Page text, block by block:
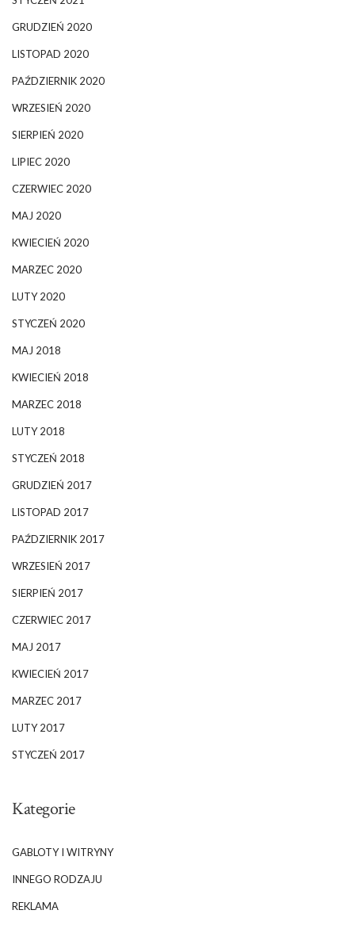
GRUDZIEŃ 2020
LISTOPAD 2020
PAŹDZIERNIK 2020
WRZESIEŃ 2020
SIERPIEŃ 2020
LIPIEC 2020
CZERWIEC 2020
MAJ 2020
KWIECIEŃ 2020
MARZEC 2020
LUTY 2020
STYCZEŃ 2020
MAJ 2018
KWIECIEŃ 2018
MARZEC 2018
LUTY 2018
STYCZEŃ 2018
GRUDZIEŃ 2017
LISTOPAD 2017
PAŹDZIERNIK 2017
WRZESIEŃ 2017
SIERPIEŃ 2017
CZERWIEC 2017
MAJ 2017
KWIECIEŃ 2017
MARZEC 2017
LUTY 2017
STYCZEŃ 2017
Kategorie
GABLOTY I WITRYNY
INNEGO RODZAJU
REKLAMA